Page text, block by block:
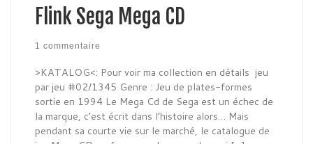
Flink Sega Mega CD
1 commentaire
>KATALOG<: Pour voir ma collection en détails jeu
par jeu #02/1345 Genre : Jeu de plates-formes
sortie en 1994 Le Mega Cd de Sega est un échec de
la marque, c’est écrit dans l’histoire alors… Mais
pendant sa courte vie sur le marché, le catalogue de